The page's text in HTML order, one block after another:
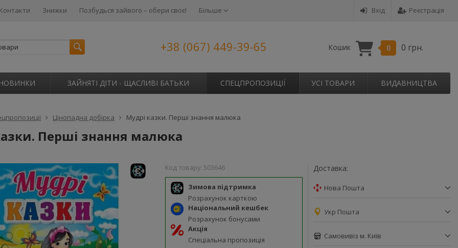
Вхід Реєстрація
Контакти Знижки Позбудься зайвого – обери своє! Більше
+38 (067) 449-39-65 Кошик 0 0 грн.
НОВИНКИ ЗАЙНЯТІ ДІТИ - ЩАСЛИВІ БАТЬКИ СПЕЦПРОПОЗИЦІЇ УСІ ТОВАРИ ВИДАВНИЦТВА
Цінопадна добірка Мудрі казки. Перші знання малюка
Перші знання малюка
Код товару: 503646
Зимова підтримка
Розрахунок карткою
Національний кешбек
Розрахунок бонусами
Акція
Спеціальна пропозиція
Доставка:
Нова Пошта
Укр Пошта
Самовивіз м. Київ